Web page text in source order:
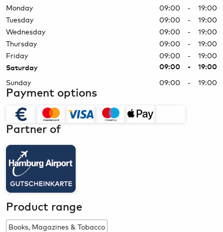
Monday
09:00 - 19:00
Tuesday
09:00 - 19:00
Wednesday
09:00 - 19:00
Thursday
09:00 - 19:00
Friday
09:00 - 19:00
Saturday 09:00 - 19:00
Sunday 09:00 - 19:00
Payment options
Partner of
Product range
Books, Magazines & Tobacco